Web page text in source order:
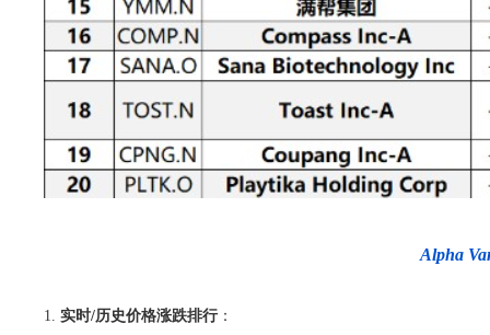
Alpha
实时/历史价格涨跌排行：